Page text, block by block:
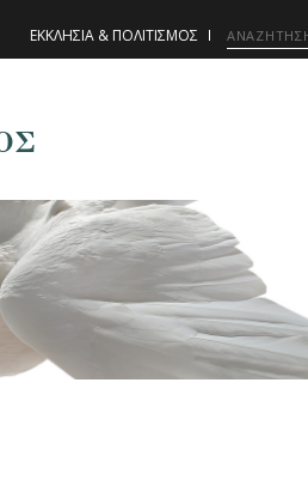
ΕΚΚΛΗΣΙΑ & ΠΟΛΙΤΙΣΜΟΣ